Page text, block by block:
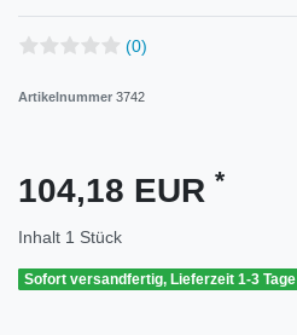
(0)
Artikelnummer 3742
104,18 EUR *
Inhalt 1 Stück
Sofort versandfertig, Lieferzeit 1-3 Tage